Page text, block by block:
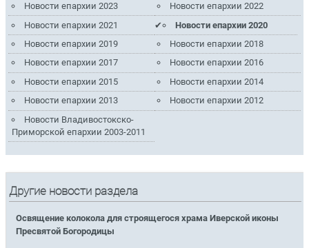
Новости епархии 2023
Новости епархии 2022
Новости епархии 2021
Новости епархии 2020
Новости епархии 2019
Новости епархии 2018
Новости епархии 2017
Новости епархии 2016
Новости епархии 2015
Новости епархии 2014
Новости епархии 2013
Новости епархии 2012
Новости Владивостокско-
Приморской епархии 2003-2011
Другие новости раздела
Освящение колокола для строящегося храма Иверской иконы
Пресвятой Богородицы